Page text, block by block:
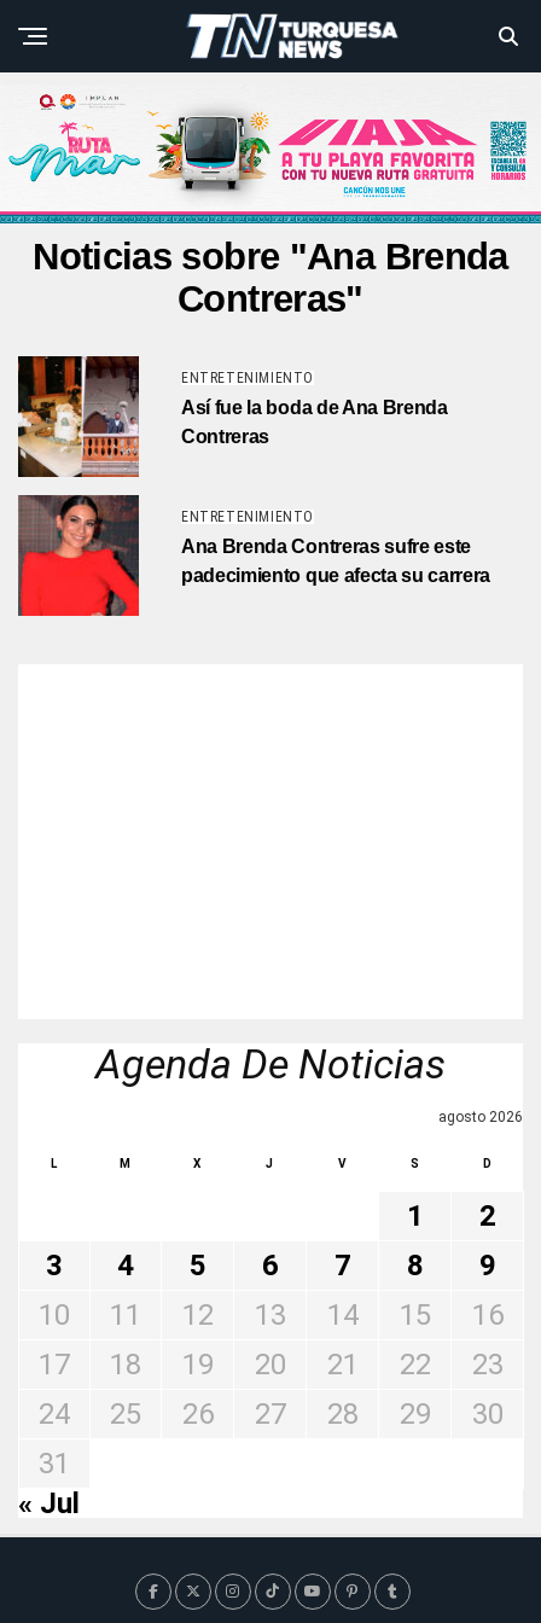
Noticias sobre "Ana Brenda
Contreras"
ENTRETENIMIENTO
Así fue la boda de Ana Brenda
Contreras
ENTRETENIMIENTO
Ana Brenda Contreras sufre este
padecimiento que afecta su carrera
Agenda De Noticias
agosto 2026
L M X J V S D
1
2
3
4 5 6 7 8
9
10
11 12 13 14 15
16
17
18 19 20 21 22
23
24
25 26 27 28 29
30
31
« Jul